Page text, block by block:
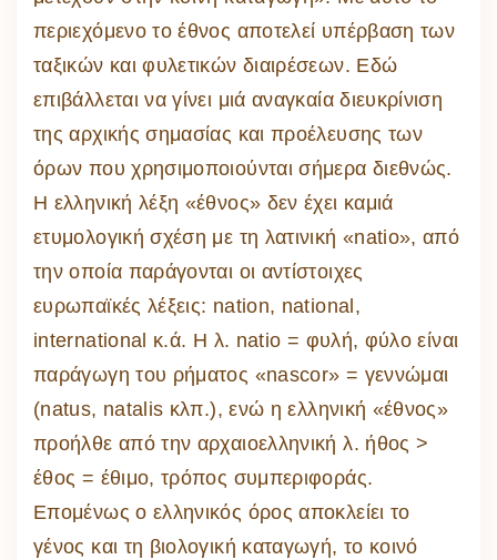
περιεχόμενο το έθνος αποτελεί υπέρβαση των
ταξικών και φυλετικών διαιρέσεων. Εδώ
επιβάλλεται να γίνει μιά αναγκαία διευκρίνιση
της αρχικής σημασίας και προέλευσης των
όρων που χρησιμοποιούνται σήμερα διεθνώς.
Η ελληνική λέξη «έθνος» δεν έχει καμιά
ετυμολογική σχέση με τη λατινική «natio», από
την οποία παράγονται οι αντίστοιχες
ευρωπαϊκές λέξεις: nation, national,
international κ.ά. Η λ. natio = φυλή, φύλο είναι
παράγωγη του ρήματος «nascor» = γεννώμαι
(natus, natalis κλπ.), ενώ η ελληνική «έθνος»
προήλθε από την αρχαιοελληνική λ. ήθος >
έθος = έθιμο, τρόπος συμπεριφοράς.
Επομένως ο ελληνικός όρος αποκλείει το
γένος και τη βιολογική καταγωγή, το κοινό